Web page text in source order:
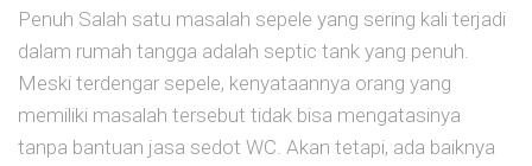
Penuh Salah satu masalah sepele yang sering kali terjadi
dalam rumah tangga adalah septic tank yang penuh.
Meski terdengar sepele, kenyataannya orang yang
memiliki masalah tersebut tidak bisa mengatasinya
tanpa bantuan jasa sedot WC. Akan tetapi, ada baiknya